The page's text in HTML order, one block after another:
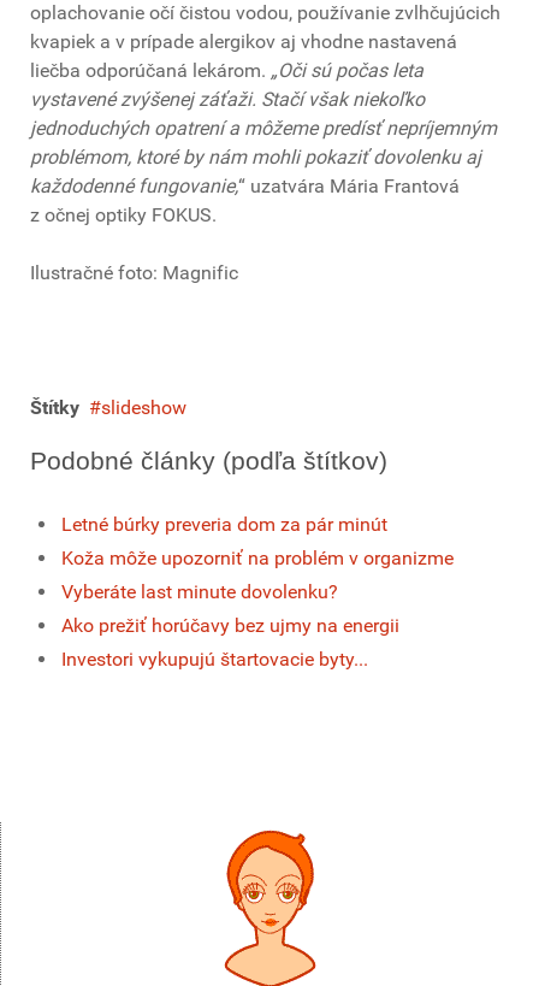
oplachovanie očí čistou vodou, používanie zvlhčujúcich
kvapiek a v prípade alergikov aj vhodne nastavená
liečba odporúčaná lekárom. „Oči sú počas leta
vystavené zvýšenej záťaži. Stačí však niekoľko
jednoduchých opatrení a môžeme predísť nepríjemným
problémom, ktoré by nám mohli pokaziť dovolenku aj
každodenné fungovanie,“ uzatvára Mária Frantová
z očnej optiky FOKUS.
Ilustračné foto: Magnific
Štítky slideshow
Podobné články (podľa štítkov)
Letné búrky preveria dom za pár minút
Koža môže upozorniť na problém v organizme
Vyberáte last minute dovolenku?
Ako prežiť horúčavy bez ujmy na energii
Investori vykupujú štartovacie byty...